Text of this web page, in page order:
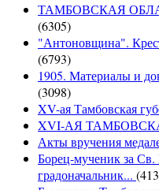
ТАМБОВСКАЯ
(6305)
"Антоновщина".
(6793)
1905. Материалы и
(3098)
XV-ая Тамбовская
XVI-АЯ
Акты вручения
Борец-мученик за
градоначальник...